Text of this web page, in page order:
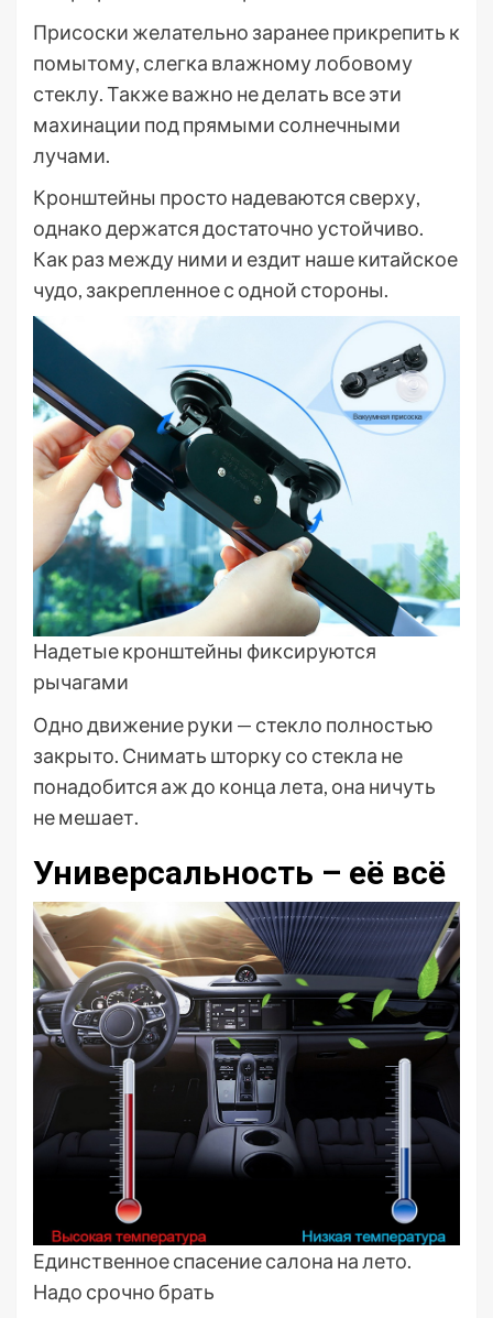
Присоски желательно заранее прикрепить к
помытому, слегка влажному лобовому
стеклу. Также важно не делать все эти
махинации под прямыми солнечными
лучами.
Кронштейны просто надеваются сверху,
однако держатся достаточно устойчиво.
Как раз между ними и ездит наше китайское
чудо, закрепленное с одной стороны.
Надетые кронштейны фиксируются
рычагами
Одно движение руки — стекло полностью
закрыто. Снимать шторку со стекла не
понадобится аж до конца лета, она ничуть
не мешает.
Универсальность – её всё
Единственное спасение салона на лето.
Надо срочно брать